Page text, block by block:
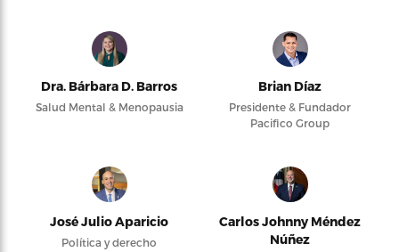
Dra. Bárbara D. Barros
Salud Mental & Menopausia
Brian Díaz
Presidente & Fundador
Pacifico Group
José Julio Aparicio
Política y derecho
Carlos Johnny Méndez
Núñez